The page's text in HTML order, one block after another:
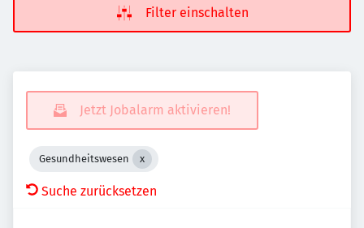
Filter einschalten
Jetzt Jobalarm aktivieren!
Gesundheitswesen
Suche zurücksetzen